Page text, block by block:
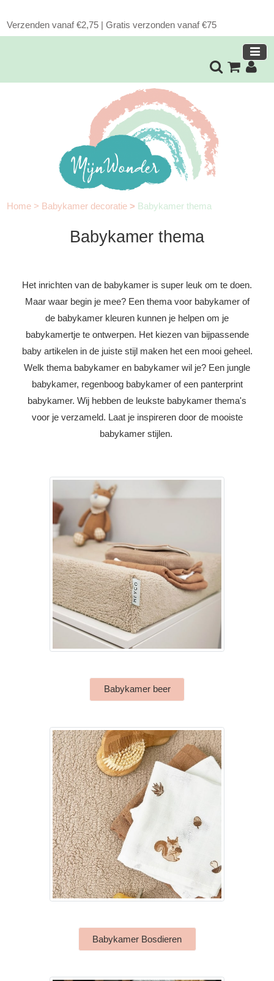
Verzenden vanaf €2,75 | Gratis verzonden vanaf €75
Home > Babykamer decoratie> Babykamer thema
Babykamer thema
Het inrichten van de babykamer is super leuk om te doen.
Maar waar begin je mee? Een thema voor babykamer of
de babykamer kleuren kunnen je helpen om je
babykamertje te ontwerpen. Het kiezen van bijpassende
baby artikelen in de juiste stijl maken het een mooi geheel.
Welk thema babykamer en babykamer wil je? Een jungle
babykamer, regenboog babykamerof een panterprint
babykamer. Wij hebben de leukste babykamer thema's
voor je verzameld. Laat je inspireren door de mooiste
babykamer stijlen.
Babykamer beer
Babykamer Bosdieren